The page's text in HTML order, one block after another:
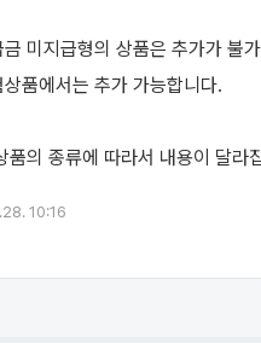
미지급형의 상품은 추가가 불
상품에서는 추가 가능합니다.
10:16